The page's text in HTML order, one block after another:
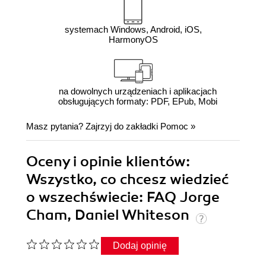
systemach Windows, Android, iOS,
HarmonyOS
na dowolnych urządzeniach i aplikacjach
obsługujących formaty: PDF, EPub, Mobi
Masz pytania? Zajrzyj do zakładki Pomoc »
Oceny i opinie klientów:
Wszystko, co chcesz wiedzieć
o wszechświecie: FAQ Jorge
Cham, Daniel Whiteson
Dodaj opinię